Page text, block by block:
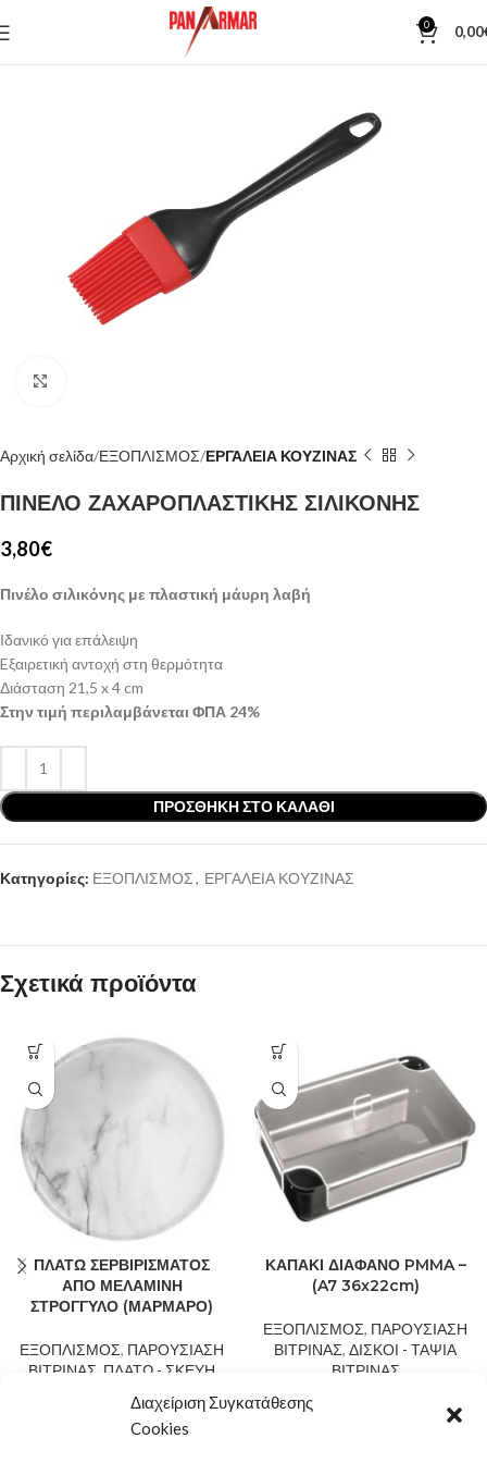
Διαχείριση Συγκατάθεσης
Cookies
0 0,00
Αρχική σελίδα ΕΞΟΠΛΙΣΜΟΣ ΕΡΓΑΛΕΙΑ ΚΟΥΖΙΝΑΣ
ΠΙΝΕΛΟ ΖΑΧΑΡΟΠΛΑΣΤΙΚΗΣ ΣΙΛΙΚΟΝΗΣ
3,80€
Πινέλο σιλικόνης με πλαστική μάυρη λαβή
Ιδανικό για επάλειψη
Eξαιρετική αντοχή στη θερμότητα
Διάσταση 21,5 x 4 cm
Στην τιμή περιλαμβάνεται ΦΠΑ 24%
ΠΡΟΣΘΉΚΗ ΣΤΟ ΚΑΛΆΘΙ
Κατηγορίες: ΕΞΟΠΛΙΣΜΟΣ, ΕΡΓΑΛΕΙΑ ΚΟΥΖΙΝΑΣ
Σχετικά προϊόντα
ΠΛΑΤΩ ΣΕΡΒΙΡΙΣΜΑΤΟΣ
ΑΠΟ ΜΕΛΑΜΙΝΗ
ΣΤΡΟΓΓΥΛΟ (ΜΑΡΜΑΡΟ)
ΕΞΟΠΛΙΣΜΟΣ, ΠΑΡΟΥΣΙΑΣΗ
ΒΙΤΡΙΝΑΣ ΠΛΑΤΩ - ΣΚΕΥΗ
28,00€
ΚΑΠΑΚΙ ΔΙΑΦΑΝΟ PMMA –
(A7 36x22cm)
ΕΞΟΠΛΙΣΜΟΣ, ΠΑΡΟΥΣΙΑΣΗ
ΒΙΤΡΙΝΑΣ, ΔΙΣΚΟΙ - ΤΑΨΙΑ
ΒΙΤΡΙΝΑΣ
Καπάκια διάφανα PMMA
κατασκευασμένα από ανθεκτικό